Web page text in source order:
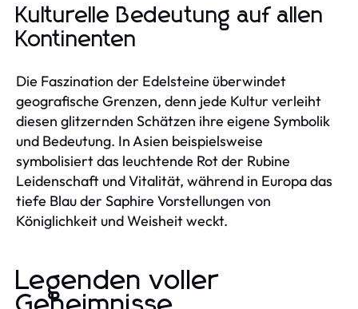
Kulturelle Bedeutung auf allen
Kontinenten
Die Faszination der Edelsteine überwindet
geografische Grenzen, denn jede Kultur verleiht
diesen glitzernden Schätzen ihre eigene Symbolik
und Bedeutung. In Asien beispielsweise
symbolisiert das leuchtende Rot der Rubine
Leidenschaft und Vitalität, während in Europa das
tiefe Blau der Saphire Vorstellungen von
Königlichkeit und Weisheit weckt.
Legenden voller